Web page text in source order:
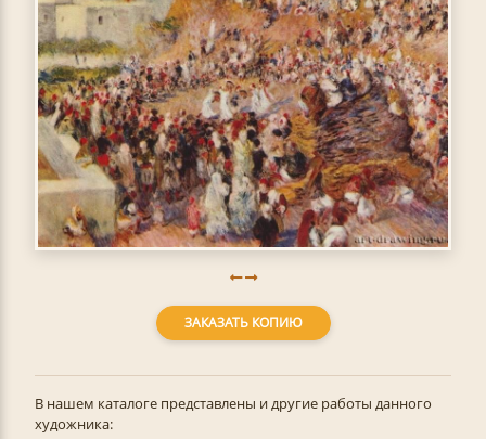
ЗАКАЗАТЬ КОПИЮ
В нашем каталоге представлены и другие работы данного
художника: